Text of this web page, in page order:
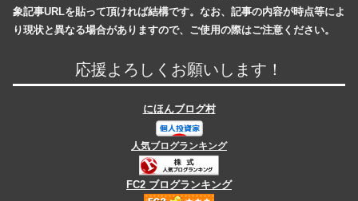
象記事URLを貼って頂ければ結構です。なお、記事の内容が時点等によ
り現状と異なる場合がありますので、ご使用の際はご注意ください。
応援よろしくお願いします！
にほんブログ村
人気ブログランキング
FC2 ブログランキング